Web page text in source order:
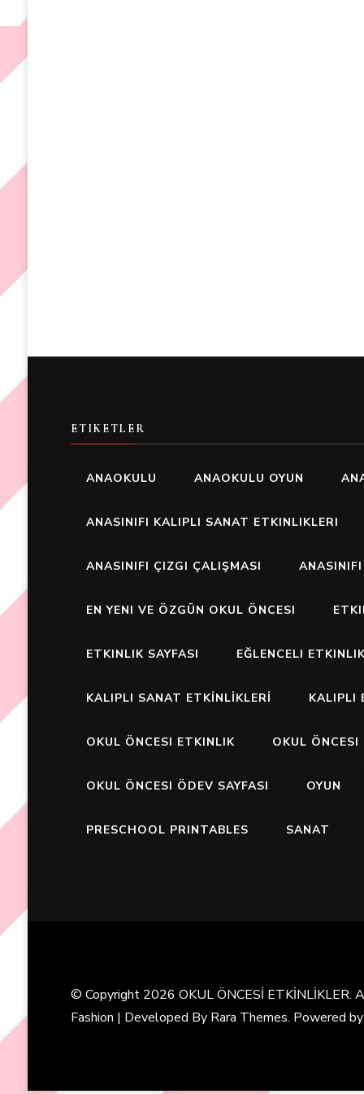
ETIKETLER
ANAOKULU ANAOKULU OYUN
ANASINIFI KALIPLI SANAT ETKINLIKLERI
ANASINIFI ÇIZGI ÇALIŞMASI
EN YENI VE ÖZGÜN OKUL ÖNCESI
ETKINLIK SAYFASI EĞLENCELI
KALIPLI SANAT ETKİNLİKLERİ KALIPLI
OKUL ÖNCESI ETKINLIK OKUL ÖNCESI
OKUL ÖNCESI ÖDEV SAYFASI OYUN
PRESCHOOL PRINTABLES SANAT
© Copyright 2026 OKUL ÖNCESİ ETKİNLİKLER.
Fashion | Developed By Rara Themes. Powered by